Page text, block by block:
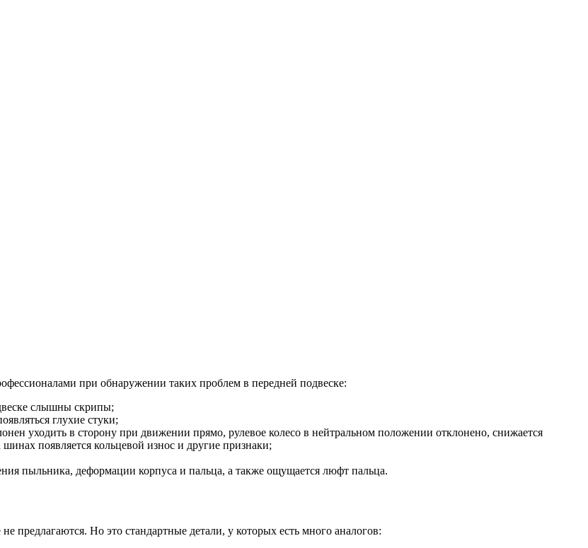
при обнаружении таких проблем в передней подвеске:
слышны скрипы;
глухие стуки;
уходить в сторону при движении прямо, рулевое колесо в нейтральном положении отклонено, снижается
появляется кольцевой износ и другие признаки;
пыльника, деформации корпуса и пальца, а также ощущается люфт пальца.
Но это стандартные детали, у которых есть много аналогов: